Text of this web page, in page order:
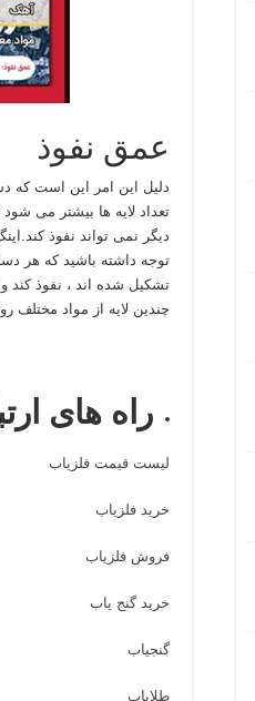
عمق نفوذ
دلیل این امر این است که
تعداد لایه ها بیشتر می
توجه داشته باشید که هر
تشکیل شده اند ، نفوذ
چندین لایه از مواد مختلف
راه های
لیست قیمت فلزیاب
خرید فلزیاب
فروش فلزیاب
خرید گنج یاب
گنجیاب
طلایاب